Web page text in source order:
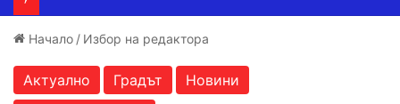
Начало / Избор на редактора
Актуално Градът
Новини